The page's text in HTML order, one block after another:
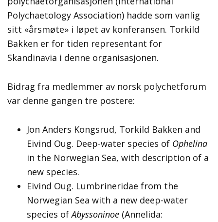
Polychaetology Association) hadde som vanlig
sitt «årsmøte» i løpet av konferansen. Torkild
Bakken er for tiden representant for
Skandinavia i denne organisasjonen.
Bidrag fra medlemmer av norsk polychetforum
var denne gangen tre postere:
Jon Anders Kongsrud, Torkild Bakken and
Eivind Oug. Deep-water species of Ophelina
in the Norwegian Sea, with description of a
new species.
Eivind Oug. Lumbrineridae from the
Norwegian Sea with a new deep-water
species ofAbyssoninoe (Annelida: